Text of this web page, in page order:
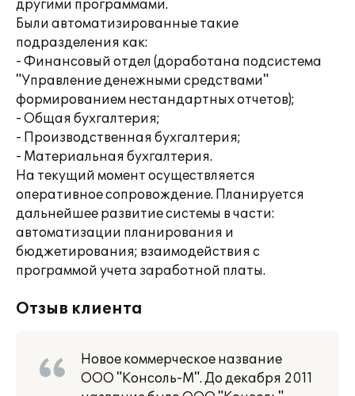
другими программами.
Были автоматизированные такие
подразделения как:
- Финансовый отдел (доработана подсистема
"Управление денежными средствами"
формированием нестандартных отчетов);
- Общая бухгалтерия;
- Производственная бухгалтерия;
- Материальная бухгалтерия.
На текущий момент осуществляется
оперативное сопровождение. Планируется
дальнейшее развитие системы в части:
автоматизации планирования и
бюджетирования; взаимодействия с
программой учета заработной платы.
Отзыв клиента
Новое коммерческое название
ООО "Консоль-М". До декабря 2011